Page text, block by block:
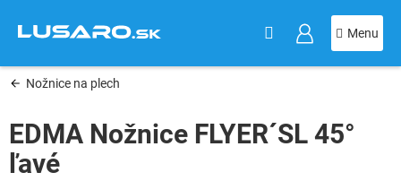
obsah
Nožnice na plech
EDMA Nožnice FLYER´SL 45°
ľavé